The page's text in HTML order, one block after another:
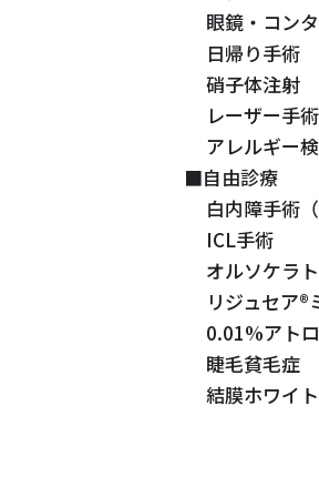
眼鏡・コン
日帰り手術
硝子体注射
レーザー手術
アレルギー
■自由診療
白内障手術
ICL手術
オルソケラ
リジュセア
0.01%アト
睫毛貧毛症
結膜ホワイ